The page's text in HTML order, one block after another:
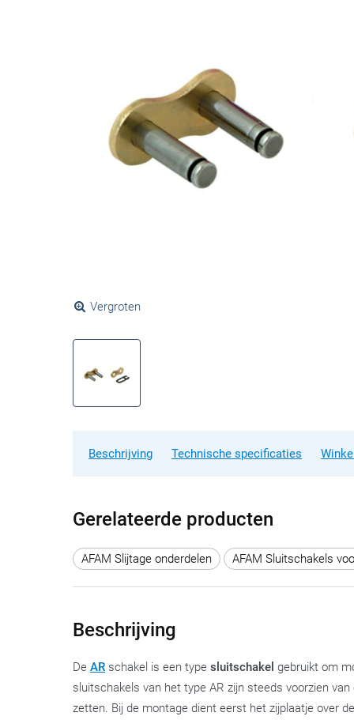
Vergroten
Beschrijving Technische specificaties
Gerelateerde producten
AFAM Slijtage onderdelen AFAM Sluitschakels
Beschrijving
De AR schakel is een type sluitschakel gebruikt om
sluitschakels van het type AR zijn steeds voorzien van
zetten. Bij de montage dient eerst het zijplaatje over